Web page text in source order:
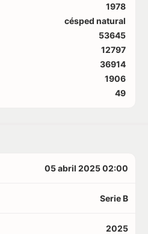
1978
césped natural
53645
12797
36914
1906
49
05 abril 2025 02:00
Serie B
2025